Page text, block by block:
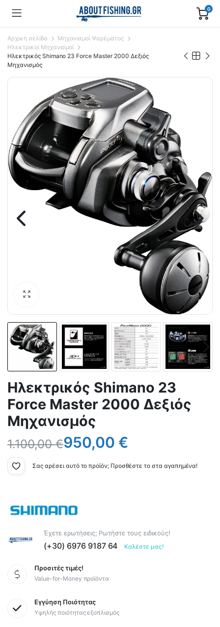
0
Αρχική σελίδα
Μηχανισμοί Ψαρέματος
Ηλεκτρικοί Μηχανισμοί
Ηλεκτρικός Shimano 23 Force Master 2000 Δεξιός
Μηχανισμός
Ηλεκτρικός Shimano 23
Force Master 2000 Δεξιός
Μηχανισμός
1.100,00€950,00 €
Σας αρέσει αυτό το προϊόν; Προσθέστε το στα αγαπημένα!
Έχετε ερωτήσεις; Ρωτήστε τους ειδικούς!
(+30) 6976 9187 64 Καλέστε μας!
Προσιτές τιμές!
Value-for-Money προϊόντα
Εγγύηση Ποιότητας
Υψηλής ποιότητας εξοπλισμός